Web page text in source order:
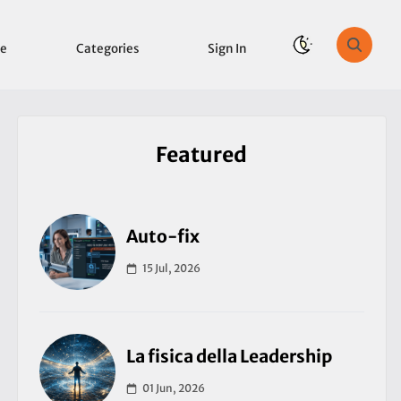
Categories Sign In
Featured
Auto-fix
15 Jul, 2026
La fisica della Leadership
01 Jun, 2026